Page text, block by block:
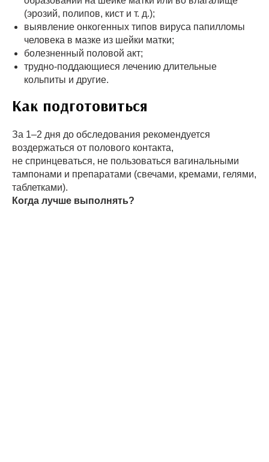
(эрозий, полипов, кист и т. д.);
выявление онкогенных типов вируса папилломы
человека в мазке из шейки матки;
болезненный половой акт;
трудно-поддающиеся лечению длительные
кольпиты и другие.
Как подготовиться
За 1–2 дня до обследования рекомендуется
воздержаться от полового контакта,
не спринцеваться, не пользоваться вагинальными
тампонами и препаратами (свечами, кремами, гелями,
таблетками).
Когда лучше выполнять?